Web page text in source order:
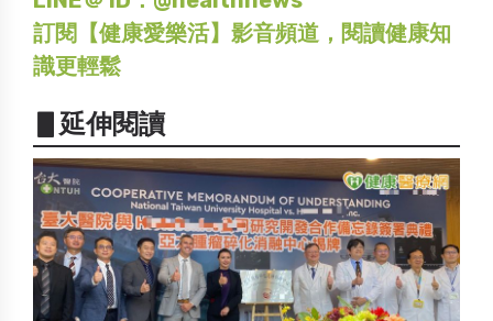
訂閱【健康愛樂活】影音頻道，閱讀健康知
識更輕鬆
▋延伸閱讀